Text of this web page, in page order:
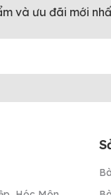
và ưu đãi mới